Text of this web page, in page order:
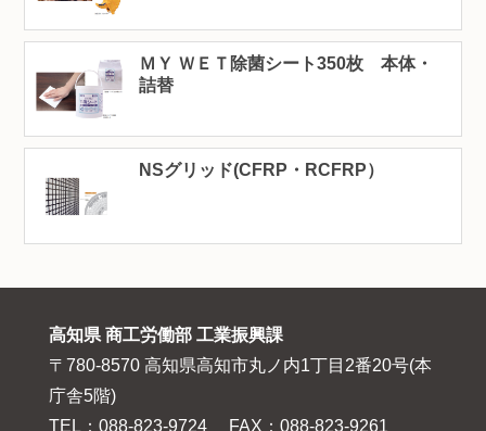
ＭＹ ＷＥＴ除菌シート350枚 本体・
詰替
NSグリッド(CFRP・RCFRP）
高知県 商工労働部 工業振興課
〒780-8570 高知県高知市丸ノ内1丁目2番20号(本
庁舎5階)
TEL：088-823-9724 FAX：088-823-9261